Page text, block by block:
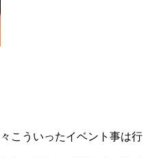
こういったイベント事は行